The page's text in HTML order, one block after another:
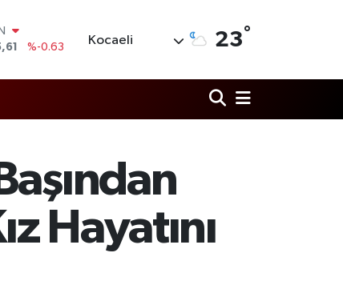
%0.16
%-0.02
%70
%-0.63
Kocaeli 23°
Hayatını